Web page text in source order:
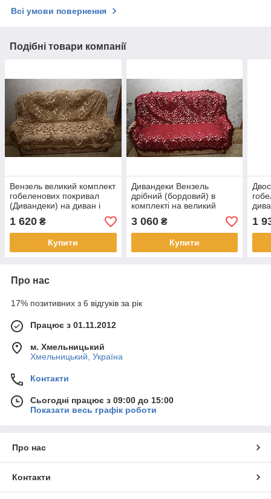
Всі умови повернення
Подібні товари компанії
Вензель великий комплект
гобеленових покривал
(Дивандеки) на диван і
два крісла пісочний
1 620 ₴
Купити
Дивандеки Вензель
дрібний (бордовий) в
комплекті на великий
диван і два крісла
3 060₴
Купити
1
Про нас
17% позитивних з 6 відгуків за рік
Працює з 01.11.2012
м. Хмельницький
Хмельницький, Україна
Контакти
Сьогодні працює з 09:00 до 15:00
Показати весь графік роботи
Про нас
Контакти